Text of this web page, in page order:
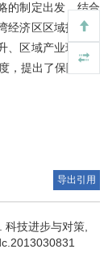
的制定出发，结合
济区区域技术战
区域产业环境跃
，提出了保障区域
导出引用
技进步与对策,